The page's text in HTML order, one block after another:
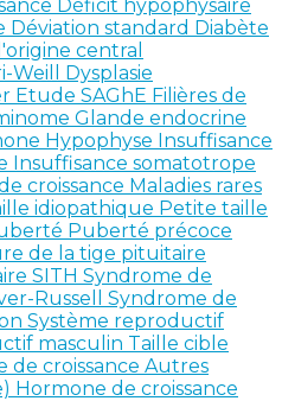
Déficit hypophysaire
Déviation standard Diabète
central
Weill Dysplasie
Etude SAGhE Filières de
Glande endocrine
Hypophyse Insuffisance
Insuffisance somatotrope
croissance Maladies rares
idiopathique Petite taille
Puberté précoce
de la tige pituitaire
SITH Syndrome de
Russell Syndrome de
Système reproductif
masculin Taille cible
de croissance Autres
Hormone de croissance